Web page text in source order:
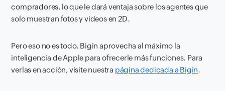
compradores, lo que le dará ventaja sobre los agentes que
solo muestran fotos y videos en 2D.
Pero eso no es todo. Bigin aprovecha al máximo la
inteligencia de Apple para ofrecerle más funciones. Para
verlas en acción, visite nuestra página dedicada a Bigin.